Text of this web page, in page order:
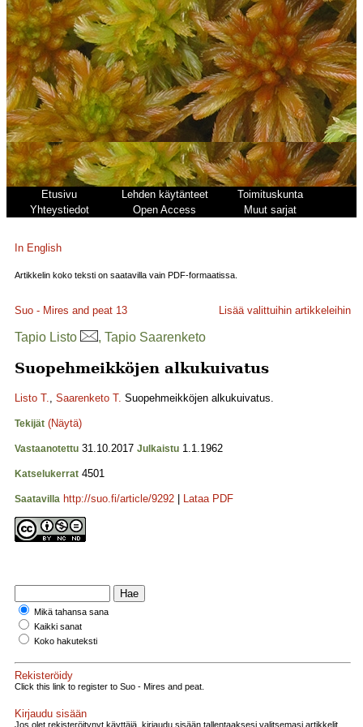
Etusivu Lehden käytänteet
Toimituskunta
Yhteystiedot
Open Access Muut sarjat
In English
Artikkelin koko teksti on saatavilla vain PDF-formaatissa.
Suo - Mires and peat 13 Lisää valittuihin artikkeleihin
Tapio Listo , Tapio Saarenketo
Suopehmeikköjen alkukuivatus
Listo T., Saarenketo T. Suopehmeikköjen alkukuivatus.
Tekijät (Näytä)
Vastaanotettu 31.10.2017 Julkaistu 1.1.1962
Katselukerrat 4501
Saatavilla http://suo.fi/article/9292 Lataa PDF
Mikä tahansa sana
Kaikki sanat
Koko hakuteksti
Rekisteröidy
Click this link to register to Suo - Mires and peat.
Kirjaudu sisään
Jos olet rekisteröitynyt käyttäjä, kirjaudu sisään tallentaaksesi valitsemasi artikkelit